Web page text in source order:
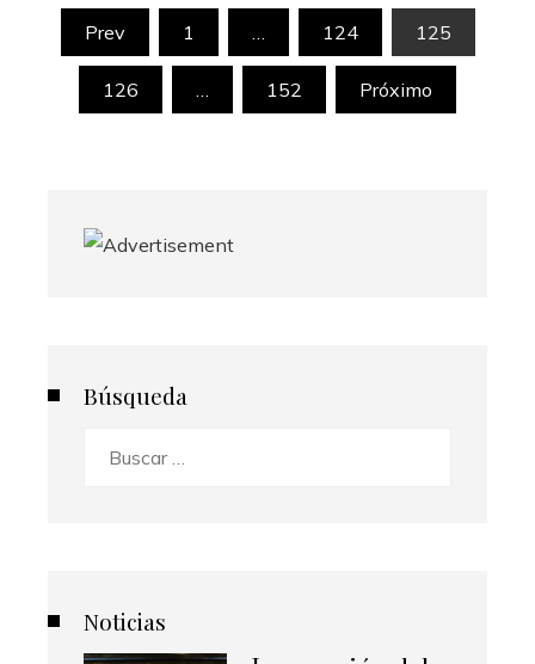
Paginación
de
Prev 1 … 124 125
126 … 152 Próximo
Búsqueda
Noticias